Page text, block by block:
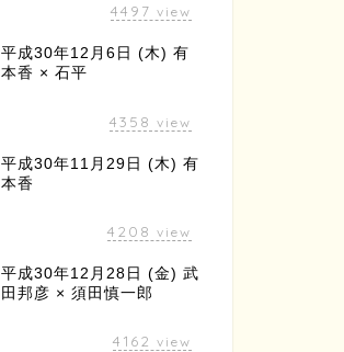
4497 view
平成30年12月6日 (木) 有
本香 × 石平
4358 view
平成30年11月29日 (木) 有
本香
4208 view
平成30年12月28日 (金) 武
田邦彦 × 須田慎一郎
4162 view